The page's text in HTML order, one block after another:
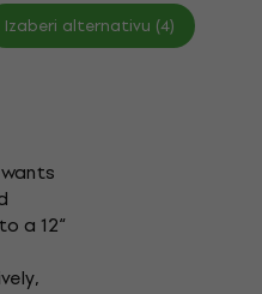
Izaberi alternativu (4)
a 12“